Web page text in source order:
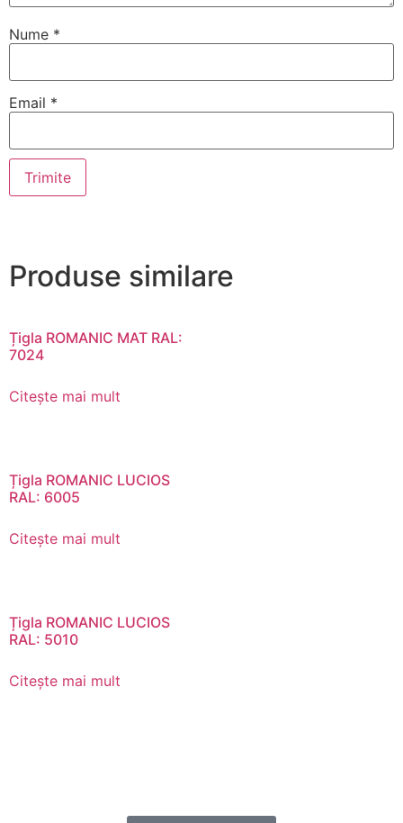
Nume *
Email *
Produse similare
Țigla ROMANIC MAT RAL:
7024
Citește mai mult
Țigla ROMANIC LUCIOS
RAL: 6005
Citește mai mult
Țigla ROMANIC LUCIOS
RAL: 5010
Citește mai mult